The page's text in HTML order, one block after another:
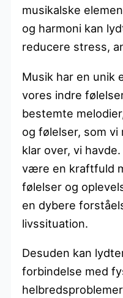
musikalske
og harmoni kan
reducere stress,
Musik har en unik
vores indre
bestemte
og følelser, som vi
klar over, vi
være en kraftfuld
følelser og
en dybere
livssituation.
Desuden kan
forbindelse med